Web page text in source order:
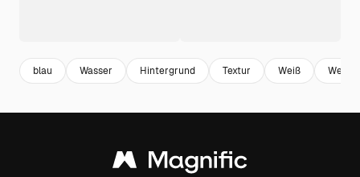
blau Wasser Hintergrund Textur Weiß Welle